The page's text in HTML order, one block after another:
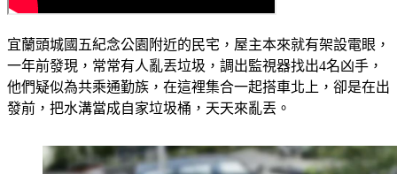
宜蘭頭城國五紀念公園附近的民宅，屋主本來就有架設電眼，
一年前發現，常常有人亂丟垃圾，調出監視器找出4名凶手，
他們疑似為共乘通勤族，在這裡集合一起搭車北上，卻是在出
發前，把水溝當成自家垃圾桶，天天來亂丟。